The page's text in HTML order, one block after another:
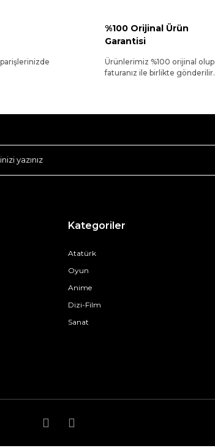
%100 Orijinal Ürün
Garantisi
Ürünlerimiz %100 orijinal olup
faturanız ile birlikte gönderilir.
Kategoriler
Atatürk
Oyun
Anime
Dizi-Film
Sanat